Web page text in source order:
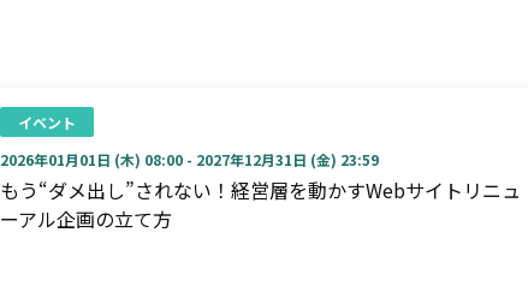
イベント
2026年01月01日 (木) 08:00 - 2027年12月31日 (金) 23:59
もう“ダメ出し”されない！経営層を動かすWebサイトリニュ
ーアル企画の立て方